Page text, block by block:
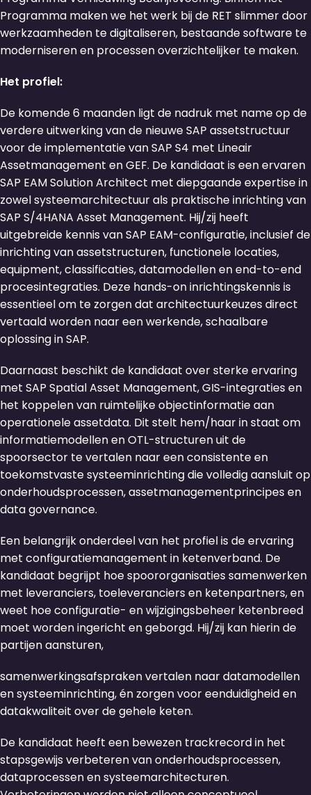
Programma maken we het werk bij de RET slimmer door
werkzaamheden te digitaliseren, bestaande software te
moderniseren en processen overzichtelijker te maken.
Het profiel:
De komende 6 maanden ligt de nadruk met name op de
verdere uitwerking van de nieuwe SAP assetstructuur
voor de implementatie van SAP S4 met Lineair
Assetmanagement en GEF. De kandidaat is een ervaren
SAP EAM Solution Architect met diepgaande expertise in
zowel systeemarchitectuur als praktische inrichting van
SAP S/4HANA Asset Management. Hij/zij heeft
uitgebreide kennis van SAP EAM-configuratie, inclusief de
inrichting van assetstructuren, functionele locaties,
equipment, classificaties, datamodellen en end-to-end
procesintegraties. Deze hands-on inrichtingskennis is
essentieel om te zorgen dat architectuurkeuzes direct
vertaald worden naar een werkende, schaalbare
oplossing in SAP.
Daarnaast beschikt de kandidaat over sterke ervaring
met SAP Spatial Asset Management, GIS-integraties en
het koppelen van ruimtelijke objectinformatie aan
operationele assetdata. Dit stelt hem/haar in staat om
informatiemodellen en OTL-structuren uit de
spoorsector te vertalen naar een consistente en
toekomstvaste systeeminrichting die volledig aansluit op
onderhoudsprocessen, assetmanagementprincipes en
data governance.
Een belangrijk onderdeel van het profiel is de ervaring
met configuratiemanagement in ketenverband. De
kandidaat begrijpt hoe spoororganisaties samenwerken
met leveranciers, toeleveranciers en ketenpartners, en
weet hoe configuratie- en wijzigingsbeheer ketenbreed
moet worden ingericht en geborgd. Hij/zij kan hierin de
partijen aansturen,
samenwerkingsafspraken vertalen naar datamodellen
en systeeminrichting, én zorgen voor eenduidigheid en
datakwaliteit over de gehele keten.
De kandidaat heeft een bewezen trackrecord in het
stapsgewijs verbeteren van onderhoudsprocessen,
dataprocessen en systeemarchitecturen.